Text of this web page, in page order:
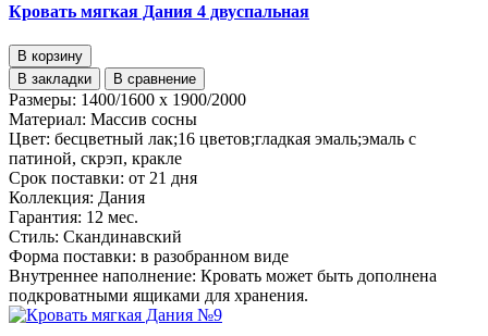
Кровать мягкая Дания 4 двуспальная
В корзину
В закладки
В сравнение
Размеры: 1400/1600 x 1900/2000
Материал: Массив сосны
Цвет: бесцветный лак;16 цветов;гладкая эмаль;эмаль с
патиной, скрэп, кракле
Срок поставки: от 21 дня
Коллекция: Дания
Гарантия: 12 мес.
Стиль: Скандинавский
Форма поставки: в разобранном виде
Внутреннее наполнение: Кровать может быть дополнена
подкроватными ящиками для хранения.